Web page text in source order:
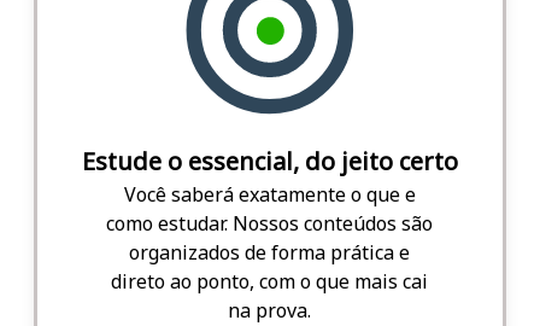
Estude o essencial, do jeito certo
Você saberá exatamente o que e
como estudar. Nossos conteúdos são
organizados de forma prática e
direto ao ponto, com o que mais cai
na prova.